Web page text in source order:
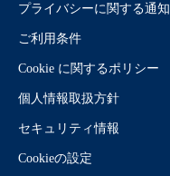
プライバシーに関する通知
ご利用条件
Cookie に関するポリシー
個人情報取扱方針
セキュリティ情報
Cookieの設定